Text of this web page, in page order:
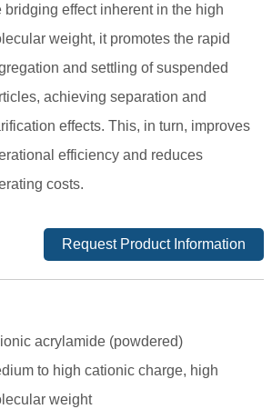
bridging effect inherent in the high
weight, it promotes the rapid
and settling of suspended
achieving separation and
effects. This, in turn, improves
efficiency and reduces
costs.
Request Product Information
acrylamide (powdered)
to high cationic charge, high
weight